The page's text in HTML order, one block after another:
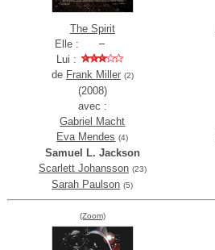
The Spirit
Elle :
Lui :
de Frank Miller (2)
(2008)
avec :
Gabriel Macht
Eva Mendes (4)
Samuel L. Jackson
Scarlett Johansson (23)
Sarah Paulson (5)
(Zoom)